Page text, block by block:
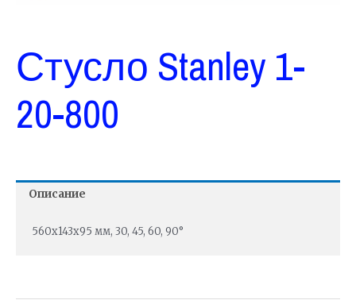
Стусло Stanley 1-
20-800
Описание
560х143х95 мм, 30, 45, 60, 90°